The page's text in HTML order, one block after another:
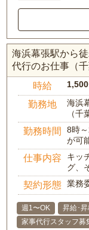
海浜幕張駅から
代行のお仕事（
時給
勤務地
海浜
（千
勤務時間
8時
が可
仕事内容
キッ
グ、
契約形態 業務
週1〜OK 昇給･昇
家事代行スタッフ募